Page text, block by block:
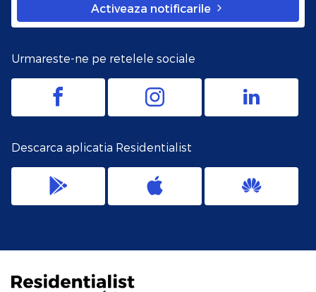
Activeaza notificarile
Urmareste-ne pe retelele sociale
Descarca aplicatia Residentialist